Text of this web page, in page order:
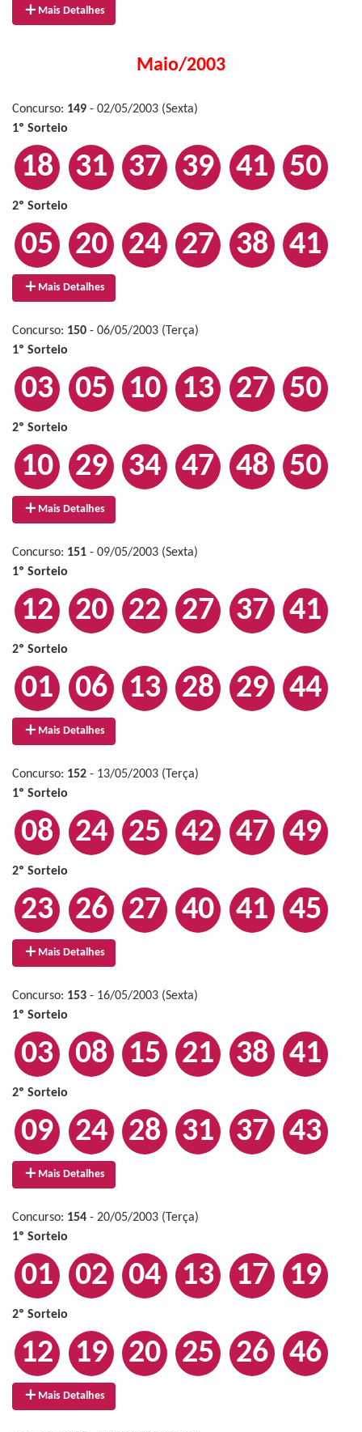
Mais Detalhes
Maio/2003
Concurso: 149 - 02/05/2003 (Sexta)
1º Sorteio
18 31 37 39 41 50
2º Sorteio
05 20 24 27 38 41
Mais Detalhes
Concurso: 150 - 06/05/2003 (Terça)
1º Sorteio
03 05 10 13 27 50
2º Sorteio
10 29 34 47 48 50
Mais Detalhes
Concurso: 151 - 09/05/2003 (Sexta)
1º Sorteio
12 20 22 27 37 41
2º Sorteio
01 06 13 28 29 44
Mais Detalhes
Concurso: 152 - 13/05/2003 (Terça)
1º Sorteio
08 24 25 42 47 49
2º Sorteio
23 26 27 40 41 45
Mais Detalhes
Concurso: 153 - 16/05/2003 (Sexta)
1º Sorteio
03 08 15 21 38 41
2º Sorteio
09 24 28 31 37 43
Mais Detalhes
Concurso: 154 - 20/05/2003 (Terça)
1º Sorteio
01 02 04 13 17 19
2º Sorteio
12 19 20 25 26 46
Mais Detalhes